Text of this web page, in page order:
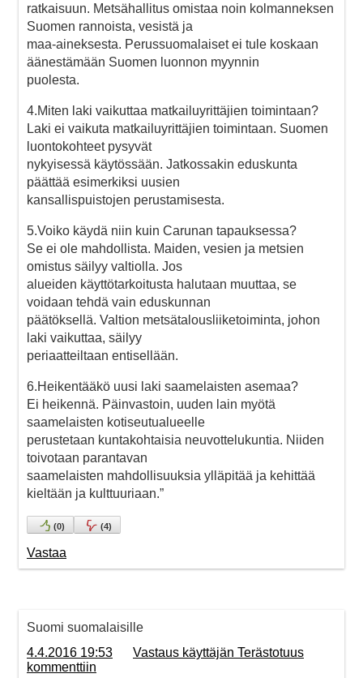
ratkaisuun. Metsähallitus omistaa noin kolmanneksen
Suomen rannoista, vesistä ja
maa-aineksesta. Perussuomalaiset ei tule koskaan
äänestämään Suomen luonnon myynnin
puolesta.
4.Miten laki vaikuttaa matkailuyrittäjien toimintaan?
Laki ei vaikuta matkailuyrittäjien toimintaan. Suomen
luontokohteet pysyvät
nykyisessä käytössään. Jatkossakin eduskunta
päättää esimerkiksi uusien
kansallispuistojen perustamisesta.
5.Voiko käydä niin kuin Carunan tapauksessa?
Se ei ole mahdollista. Maiden, vesien ja metsien
omistus säilyy valtiolla. Jos
alueiden käyttötarkoitusta halutaan muuttaa, se
voidaan tehdä vain eduskunnan
päätöksellä. Valtion metsätalousliiketoiminta, johon
laki vaikuttaa, säilyy
periaatteiltaan entisellään.
6.Heikentääkö uusi laki saamelaisten asemaa?
Ei heikennä. Päinvastoin, uuden lain myötä
saamelaisten kotiseutualueelle
perustetaan kuntakohtaisia neuvottelukuntia. Niiden
toivotaan parantavan
saamelaisten mahdollisuuksia ylläpitää ja kehittää
kieltään ja kulttuuriaan.”
(0) (4)
Vastaa
Suomi suomalaisille
4.4.2016 19:53
Vastaus käyttäjän Terästotuus
kommenttiin